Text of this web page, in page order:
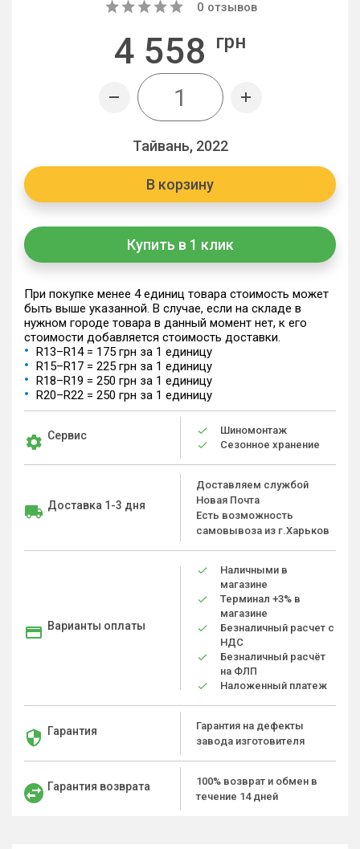
0 отзывов
4 558 грн
Тайвань, 2022
В корзину
Купить в 1 клик
При покупке менее 4 единиц товара стоимость может
быть выше указанной. В случае, если на складе в
нужном городе товара в данный момент нет, к его
стоимости добавляется стоимость доставки.
R13–R14 = 175 грн за 1 единицу
R15–R17 = 225 грн за 1 единицу
R18–R19 = 250 грн за 1 единицу
R20–R22 = 250 грн за 1 единицу
Сервис
Шиномонтаж
Сезонное хранение
Доставка 1-3 дня
Доставляем службой
Новая Почта
Есть возможность
самовывоза из г.Харьков
Варианты оплаты
Наличными в
магазине
Терминал +3% в
магазине
Безналичный расчет с
НДС
Безналичный расчёт
на ФЛП
Наложенный платеж
Гарантия
Гарантия на дефекты
завода изготовителя
Гарантия возврата
100% возврат и обмен в
течение 14 дней